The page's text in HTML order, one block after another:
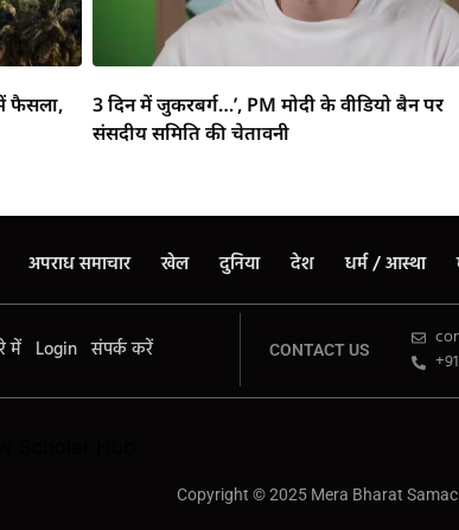
फैसला,
3 दिन में जुकरबर्ग…’, PM मोदी के वीडियो बैन पर
संसदीय समिति की चेतावनी
अपराध समाचार खेल दुनिया देश धर्म / आस्था
में Login संपर्क करें CONTACT US
Copyright © 2025 Mera Bharat